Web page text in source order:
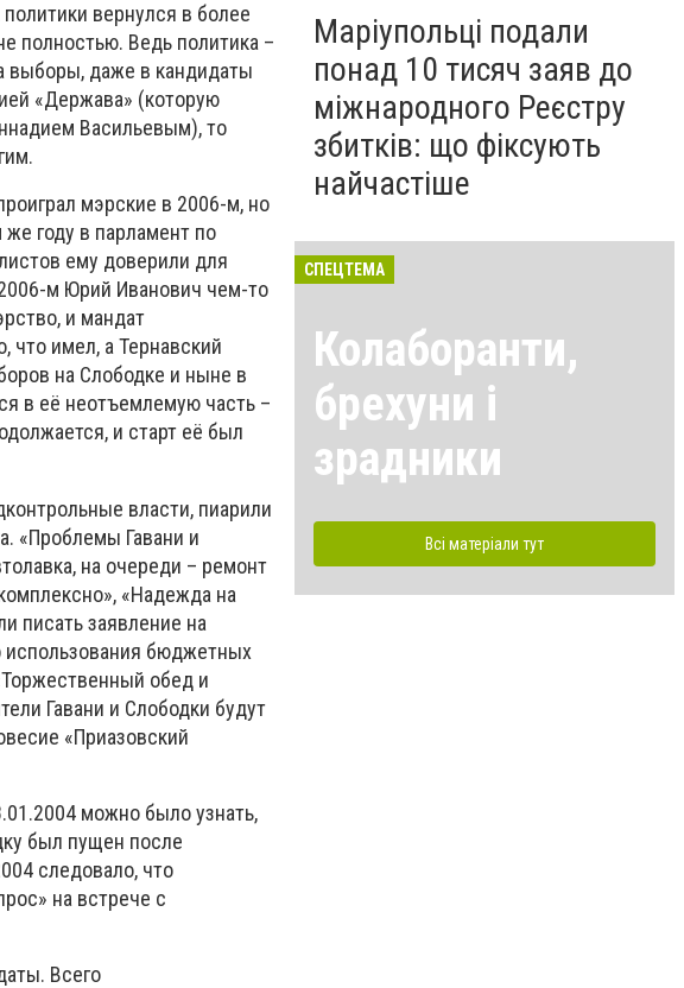
вернулся в более
полностью. Ведь политика –
выборы, даже в кандидаты
«Держава» (которую
Васильевым), то
мэрские в 2006-м, но
году в парламент по
ему доверили для
м Юрий Иванович чем-то
и мандат
что имел, а Тернавский
на Слободке и ныне в
в её неотъемлемую часть –
и старт её был
власти, пиарили
«Проблемы Гавани и
на очереди – ремонт
«Надежда на
писать заявление на
использования бюджетных
обед и
Гавани и Слободки будут
«Приазовский
можно было узнать,
был пущен после
следовало, что
на встрече с
Всего
Маріупольці подали
понад 10 тисяч заяв до
міжнародного Реєстру
збитків: що фіксують
найчастіше
СПЕЦТЕМА
Колаборанти,
брехуни і
зрадники
Всі матеріали тут